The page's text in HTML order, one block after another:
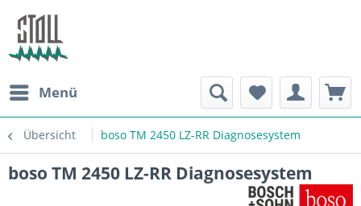
Menü
Übersicht boso TM 2450 LZ-RR Diagnosesystem
boso TM 2450 LZ-RR Diagnosesystem